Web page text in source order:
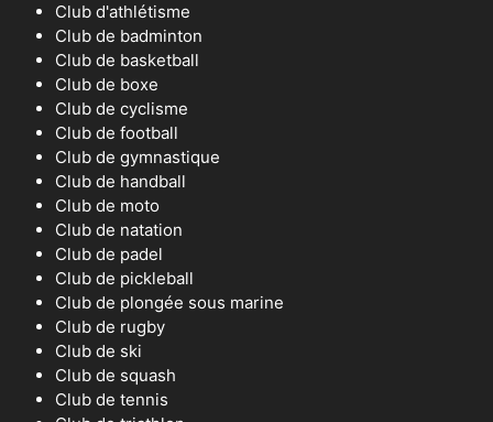
Club d'athlétisme
Club de badminton
Club de basketball
Club de boxe
Club de cyclisme
Club de football
Club de gymnastique
Club de handball
Club de moto
Club de natation
Club de padel
Club de pickleball
Club de plongée sous marine
Club de rugby
Club de ski
Club de squash
Club de tennis